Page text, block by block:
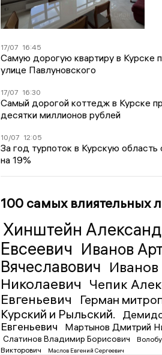
17/07 16:45
Самую дорогую квартиру в Курске
улице Павлуновского
17/07 16:30
Самый дорогой коттедж в Курске
десятки миллионов рублей
10/07 12:05
За год турпоток в Курскую область
на 19%
100 самых влиятельных
Хинштейн
Евсеевич Иванов
Вячеславович
Николаевич Чепик
Евгеньевич
Герман
Курский и Рыльский.
Евгеньевич
Мартынов Дмитрий
Слатинов Владимир Борисович
Викторович
Маслов Евгений Сергеевич